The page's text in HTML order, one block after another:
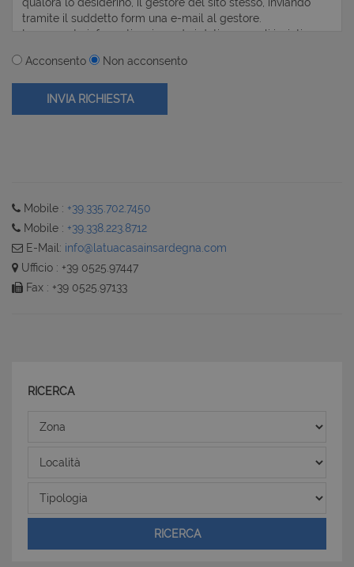
Acconsento Non acconsento
Mobile : +39.335.702.7450
Mobile : +39.338.223.8712
E-Mail: info@latuacasainsardegna.com
Ufficio : +39 0525.97447
Fax : +39 0525.97133
RICERCA
Zona
Località
Tipologia
RICERCA